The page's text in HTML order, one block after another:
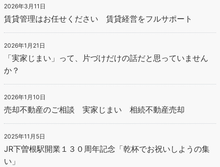
2026年3月11日
賃貸管理はお任せください 賃貸経営をフルサポート
2026年1月21日
「実家じまい」って、片づけだけの話だと思っていません
か？
2026年1月10日
売却不動産のご相談 実家じまい 相続不動産売却
2025年11月5日
JR下曽根駅開業１３０周年記念「乾杯でお祝いしようの集
い」